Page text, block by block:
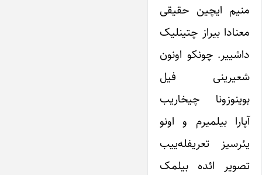
منیم ایچین حقیقی
معنادا بیراز چتینلیک
داشییر. چونکو اونون
شعیرینی فیل
بوینوزونا چیخاریب
آپارا بیلمیرم و اونو
یئرسیز تعریفله‌ییب
تصویر ائده بیلمک